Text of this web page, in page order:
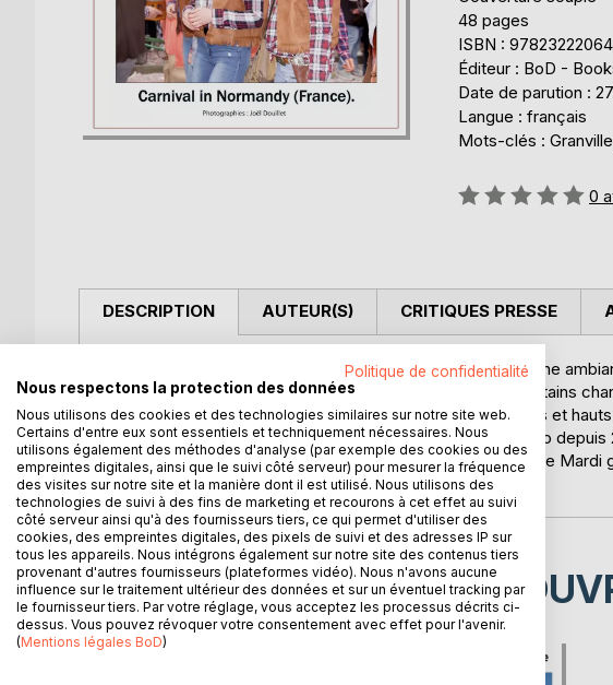
48 pages
ISBN :
Éditeur : BoD -
Date de parution :
Langue : français
Mots-clés :
Évaluation:
0
DESCRIPTION
Le carnaval de Granville se déroule chaque année, dans une
par moments survoltée avec les puissantes sonos de certains
bals, des tonnes de confettis, des carnavaliers imaginatifs et
patrimoine culturel et immatériel de l'humanité de l'Unesco depuis
les départs des terre-neuviers avaient lieu aux alentours de Mardi
prendre la mer.
AUTEUR(S) CRITIQUES PRESSE
D’AUTRES TITRES À
Politique de confidentialité
Nous respectons la protection des données
Nous utilisons des cookies et des technologies similaires sur notre site web.
Certains d'entre eux sont essentiels et techniquement nécessaires. Nous
utilisons également des méthodes d'analyse (par exemple des cookies ou des
empreintes digitales, ainsi que le suivi côté serveur) pour mesurer la fréquence
des visites sur notre site et la manière dont il est utilisé. Nous utilisons des
technologies de suivi à des fins de marketing et recourons à cet effet au suivi
côté serveur ainsi qu'à des fournisseurs tiers, ce qui permet d'utiliser des
cookies, des empreintes digitales, des pixels de suivi et des adresses IP sur
tous les appareils. Nous intégrons également sur notre site des contenus tiers
provenant d'autres fournisseurs (plateformes vidéo). Nous n'avons aucune
influence sur le traitement ultérieur des données et sur un éventuel tracking par
le fournisseur tiers. Par votre réglage, vous acceptez les processus décrits ci-
dessus. Vous pouvez révoquer votre consentement avec effet pour l'avenir.
(Mentions légales BoD)